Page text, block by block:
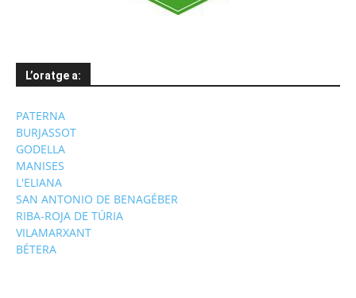
L’oratge a:
PATERNA
BURJASSOT
GODELLA
MANISES
L'ELIANA
SAN ANTONIO DE BENAGÉBER
RIBA-ROJA DE TÚRIA
VILAMARXANT
BÉTERA